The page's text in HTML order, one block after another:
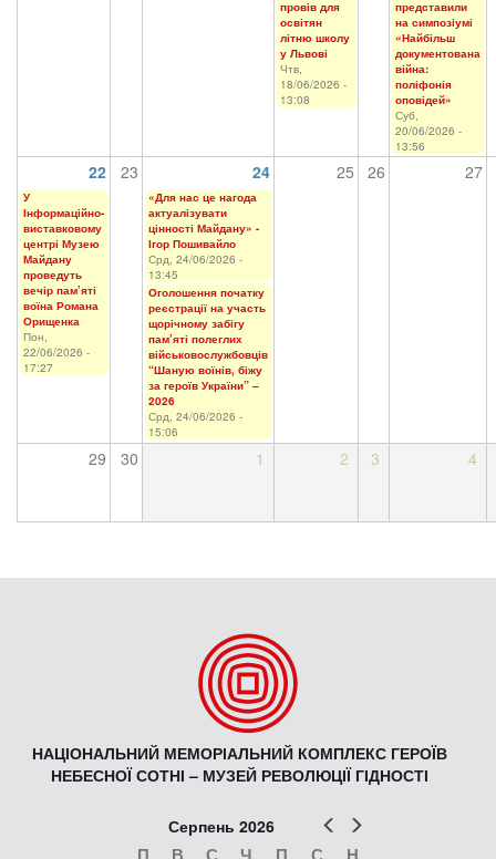
провів для
освітян
літню школу
у Львові
Чтв,
18/06/2026 -
13:08
представили
на симпозіумі
«Найбільш
документована
війна:
поліфонія
оповідей»
Суб,
20/06/2026 -
13:56
22 23 24 25 26 27
У
Інформаційно-
виставковому
центрі Музею
Майдану
проведуть
вечір пам’яті
воїна Романа
Орищенка
Пон,
22/06/2026 -
17:27
«Для нас це нагода
актуалізувати
цінності Майдану» -
Ігор Пошивайло
Срд, 24/06/2026 -
13:45
Оголошення початку
реєстрації на участь
щорічному забігу
пам’яті полеглих
військовослужбовців
“Шаную воїнів, біжу
за героїв України” –
2026
Срд, 24/06/2026 -
15:06
29 30 1 2 3 4
НАЦІОНАЛЬНИЙ МЕМОРІАЛЬНИЙ КОМПЛЕКС ГЕРОЇВ
НЕБЕСНОЇ СОТНІ – МУЗЕЙ РЕВОЛЮЦІЇ ГІДНОСТІ
Попер
Серпень 2026